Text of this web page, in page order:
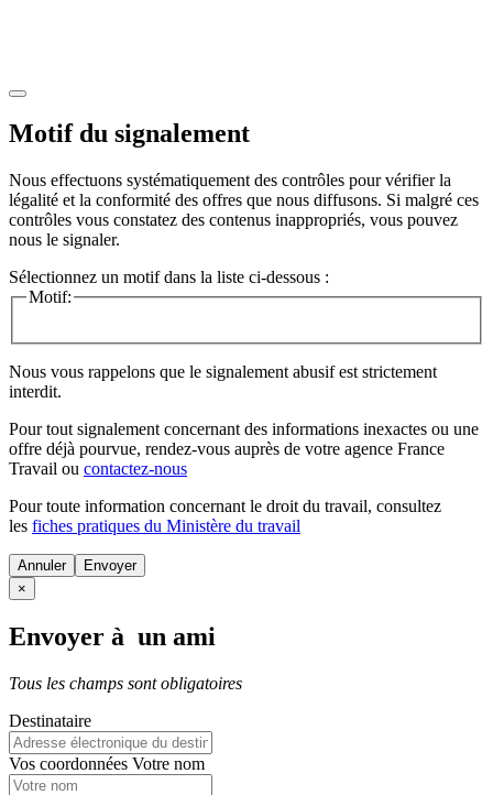
Motif du signalement
Nous effectuons systématiquement des contrôles pour vérifier la
légalité et la conformité des offres que nous diffusons. Si malgré ces
contrôles vous constatez des contenus inappropriés, vous pouvez
nous le signaler.
Sélectionnez un motif dans la liste ci-dessous :
Motif:
Nous vous rappelons que le signalement abusif est strictement
interdit.
Pour tout signalement concernant des informations inexactes ou une
offre déjà pourvue, rendez-vous auprès de votre agence France
Travail ou contactez-nous
Pour toute information concernant le droit du travail, consultez
les fiches pratiques du Ministère du travail
Annuler
×
Envoyer à un ami
Tous les champs sont obligatoires
Destinataire
Vos coordonnées Votre nom